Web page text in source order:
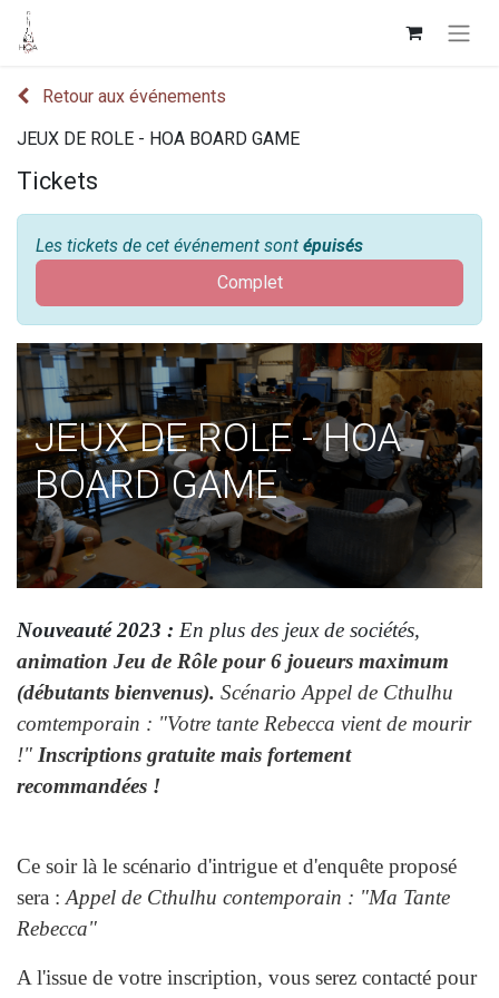
Retour aux événements
JEUX DE ROLE - HOA BOARD GAME
Tickets
Les tickets de cet événement sont épuisés
Complet
JEUX DE ROLE - HOA
BOARD GAME
Nouveauté 2023 : En plus des jeux de sociétés,
animation Jeu de Rôle pour 6 joueurs maximum
(débutants bienvenus). Scénario Appel de Cthulhu
comtemporain : "Votre tante Rebecca vient de mourir
!" Inscriptions gratuite mais fortement
recommandées !
Ce soir là le scénario d'intrigue et d'enquête proposé
sera : Appel de Cthulhu contemporain : "Ma Tante
Rebecca"
A l'issue de votre inscription, vous serez contacté pour